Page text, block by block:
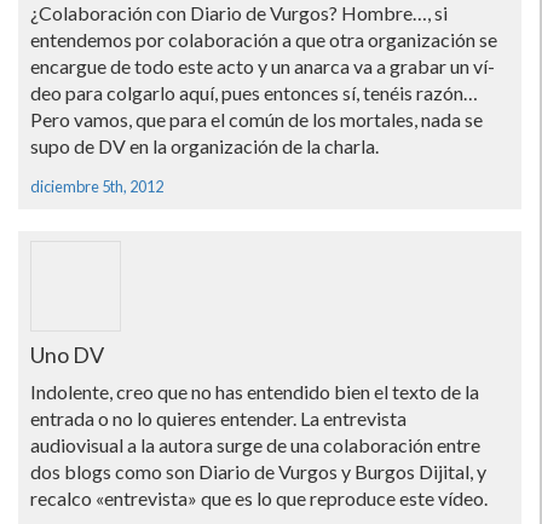
¿Colaboración con Diario de Vurgos? Hombre…, si
entendemos por colaboración a que otra organización se
encargue de todo este acto y un anarca va a grabar un ví­
deo para colgarlo aquí­, pues entonces sí­, tenéis razón…
Pero vamos, que para el común de los mortales, nada se
supo de DV en la organización de la charla.
diciembre 5th, 2012
Uno DV
Indolente, creo que no has entendido bien el texto de la
entrada o no lo quieres entender. La entrevista
audiovisual a la autora surge de una colaboración entre
dos blogs como son Diario de Vurgos y Burgos Dijital, y
recalco «entrevista» que es lo que reproduce este ví­deo.